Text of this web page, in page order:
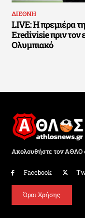
ΔΙΕΘΝΗ
LIVE: Η πρεμιέρα
Eredivisie πριν τον
Ολυμπιακό
Ακολουθήστε τον ΑΘΛΟ
Facebook
Όροι Χρήσης